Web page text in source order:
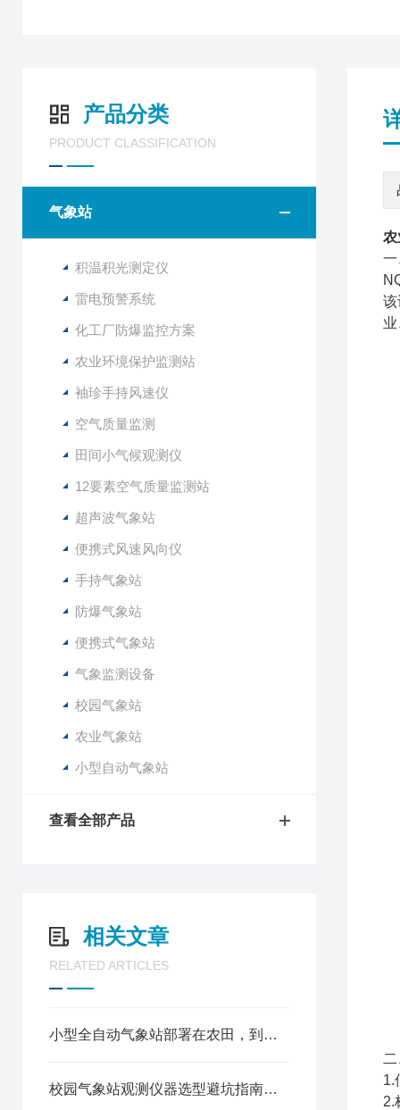
产品分类
PRODUCT CLASSIFICATION
气象站
积温积光测定仪
雷电预警系统
化工厂防爆监控方案
农业环境保护监测站
袖珍手持风速仪
空气质量监测
田间小气候观测仪
12要素空气质量监测站
超声波气象站
便携式风速风向仪
手持气象站
防爆气象站
便携式气象站
气象监测设备
校园气象站
农业气象站
小型自动气象站
查看全部产品
相关文章
RELATED ARTICLES
小型全自动气象站部署在农田，到底能省多少人工成本
校园气象站观测仪器选型避坑指南：防水、防雷、抗风，这5个指标一个都不能少！
农
一
该
1.
2.